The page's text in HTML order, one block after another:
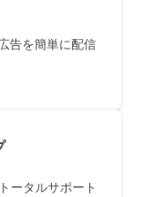
告を簡単に配信
ータルサポート